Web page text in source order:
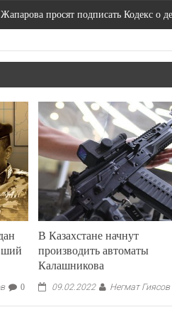
просят подписать Кодекс о
0
В Казахстане начнут
производить автоматы
Калашникова
09.02.2022 Негмат Гиясов